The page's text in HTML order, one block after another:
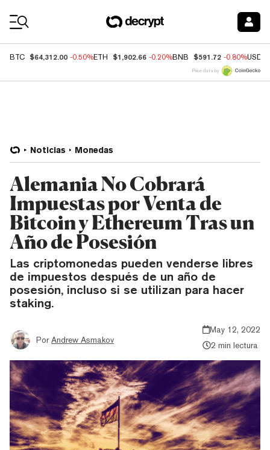
BTC $64,312.00 -0.50%ETH $1,902.66 -0.20%BNB $591.72 -0.80%USDC
Price data by
Noticias Monedas
Alemania No Cobrará
Impuestas por Venta de
Bitcoin y Ethereum Tras un
Año de Posesión
Las criptomonedas pueden venderse libres
de impuestos después de un año de
posesión, incluso si se utilizan para hacer
staking.
Por Andrew Asmakov
May 12, 2022
2 min lectura